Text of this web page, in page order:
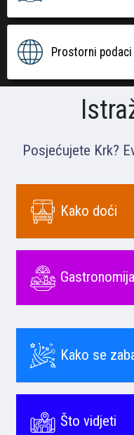
Prostorni podaci
Posjećujete Krk?
Kako doći
Gastronomija
Kako se
Što vidjeti